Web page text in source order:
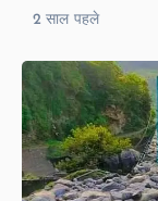
2 साल पहले